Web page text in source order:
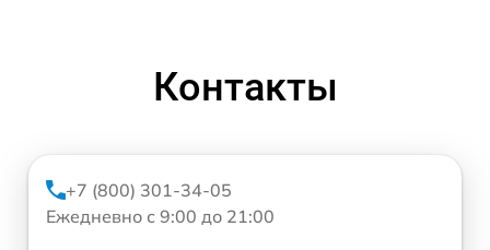
Контакты
+7 (800) 301-34-05
Ежедневно с 9:00 до 21:00